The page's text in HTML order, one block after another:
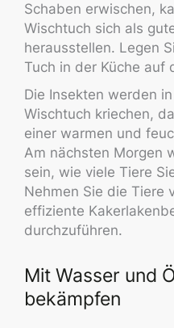
Schaben erwischen,
Wischtuch sich als
herausstellen. Legen
Tuch in der Küche auf
Die Insekten werden
Wischtuch kriechen,
einer warmen und
Am nächsten Morgen
sein, wie viele Tiere
Nehmen Sie die Tiere
effiziente
durchzuführen.
Mit Wasser und
bekämpfen